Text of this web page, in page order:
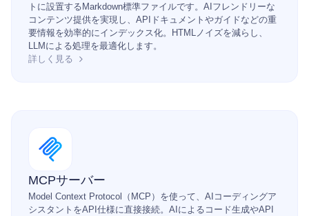
トに設置するMarkdown標準ファイルです。AIフレンドリーな
コンテンツ提供を実現し、APIドキュメントやガイドなどの重
要情報を効率的にインデックス化。HTMLノイズを減らし、
LLMによる処理を最適化します。
詳しく見る
MCPサーバー
Model Context Protocol（MCP）を使って、AIコーディングア
シスタントをAPI仕様に直接接続。AIによるコード生成やAPI